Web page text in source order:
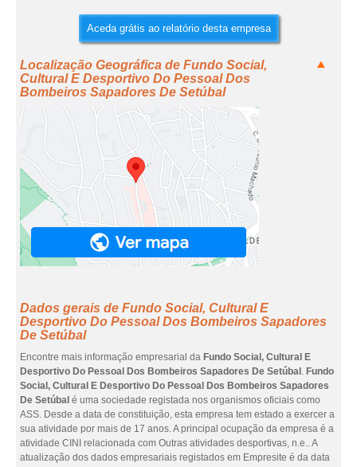
Aceda grátis ao relatório desta empresa
Localização Geográfica de Fundo Social,
Cultural E Desportivo Do Pessoal Dos
Bombeiros Sapadores De Setúbal
Dados gerais de Fundo Social, Cultural E
Desportivo Do Pessoal Dos Bombeiros Sapadores
De Setúbal
Encontre mais informação empresarial da Fundo Social, Cultural E
Desportivo Do Pessoal Dos Bombeiros Sapadores De Setúbal . Fundo
Social, Cultural E Desportivo Do Pessoal Dos Bombeiros Sapadores
De Setúbal é uma sociedade registada nos organismos oficiais como
ASS. Desde a data de constituição, esta empresa tem estado a exercer a
sua atividade por mais de 17 anos. A principal ocupação da empresa é a
atividade CINI relacionada com Outras atividades desportivas, n.e.. A
atualização dos dados empresariais registados em Empresite é da data